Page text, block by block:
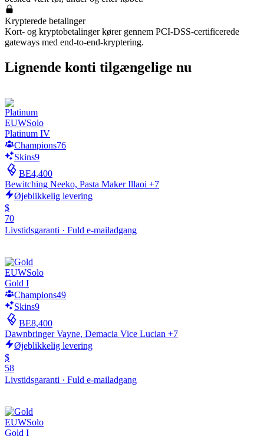
Krypterede betalinger
Kort- og kryptobetalinger kører gennem PCI-DSS-certificerede
gateways med end-to-end-kryptering.
Lignende konti tilgængelige nu
EUWSolo
Platinum IV
Champions76
Skins9
BE4,400
Bewitching Neeko, Pasta Maker Illaoi +7
Øjeblikkelig levering
$
70
Livstidsgaranti · Fuld e-mailadgang
EUWSolo
Gold I
Champions49
Skins9
BE8,400
Dawnbringer Vayne, Demacia Vice Lucian +7
Øjeblikkelig levering
$
58
Livstidsgaranti · Fuld e-mailadgang
EUWSolo
Gold I